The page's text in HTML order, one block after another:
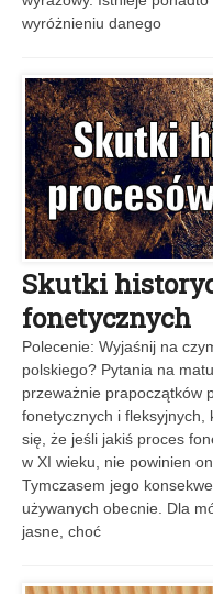
wyróżnieniu danego
Skutki
fonetycznych
Polecenie: Wyjaśnij na
polskiego? Pytania na
przeważnie prapoczątków
fonetycznych i fleksyjnych,
się, że jeśli jakiś proces
w XI wieku, nie powinien
Tymczasem jego
używanych obecnie. Dla
jasne, choć